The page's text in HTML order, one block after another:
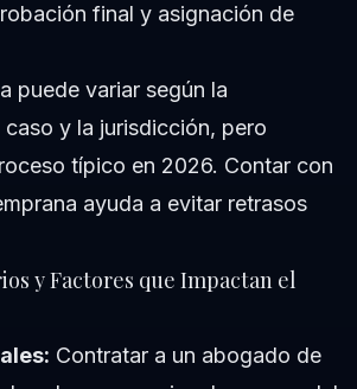
final y asignación de
puede variar según la
y la jurisdicción, pero
típico en 2026. Contar con
ayuda a evitar retrasos
y Factores que Impactan el
Contratar a un abogado de